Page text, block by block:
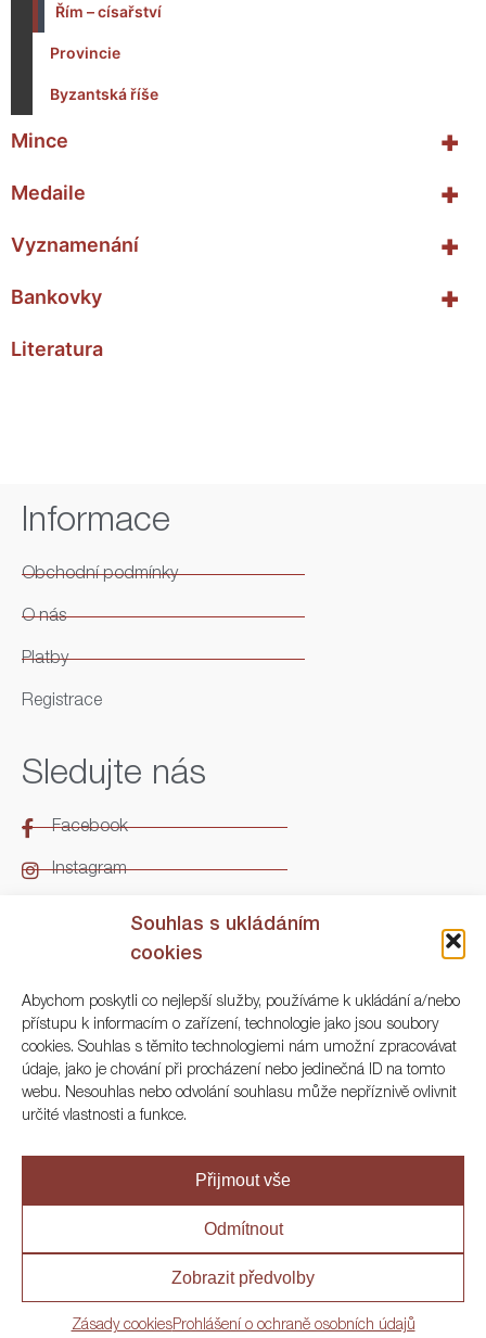
Souhlas s ukládáním
cookies
Abychom poskytli co nejlepší služby, používáme k ukládání a/nebo
přístupu k informacím o zařízení, technologie jako jsou soubory
cookies. Souhlas s těmito technologiemi nám umožní zpracovávat
údaje, jako je chování při procházení nebo jedinečná ID na tomto
webu. Nesouhlas nebo odvolání souhlasu může nepříznivě ovlivnit
určité vlastnosti a funkce.
Přijmout vše
Odmítnout
Zobrazit předvolby
Zásady cookiesProhlášení o ochraně osobních údajů
Řím – císařství
Provincie
Byzantská říše
+
Mince
+
Medaile
+
Vyznamenání
+
Bankovky
Literatura
Informace
Obchodní podmínky
O nás
Platby
Registrace
Sledujte nás
Facebook
Instagram
Kontakt
ARGO Numismatika
Korunní 83, Praha 3
+420 222 561 343
info@numisargo.com